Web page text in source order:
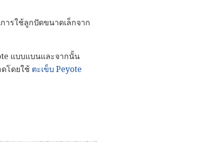
ารใช้ลูกปัดขนาดเล็กจาก
แบบแบนและจากนั้น
โดยใช้ ตะเข็บ Peyote